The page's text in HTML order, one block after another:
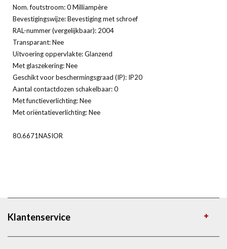
Nom. foutstroom: 0 Milliampère
Bevestigingswijze: Bevestiging met schroef
RAL-nummer (vergelijkbaar): 2004
Transparant: Nee
Uitvoering oppervlakte: Glanzend
Met glaszekering: Nee
Geschikt voor beschermingsgraad (IP): IP20
Aantal contactdozen schakelbaar: 0
Met functieverlichting: Nee
Met oriëntatieverlichting: Nee
80.6671NASIOR
Klantenservice